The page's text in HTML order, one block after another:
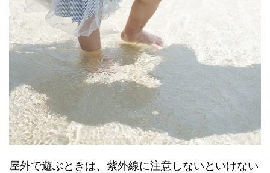
屋外で遊ぶときは、紫外線に注意しないといけない